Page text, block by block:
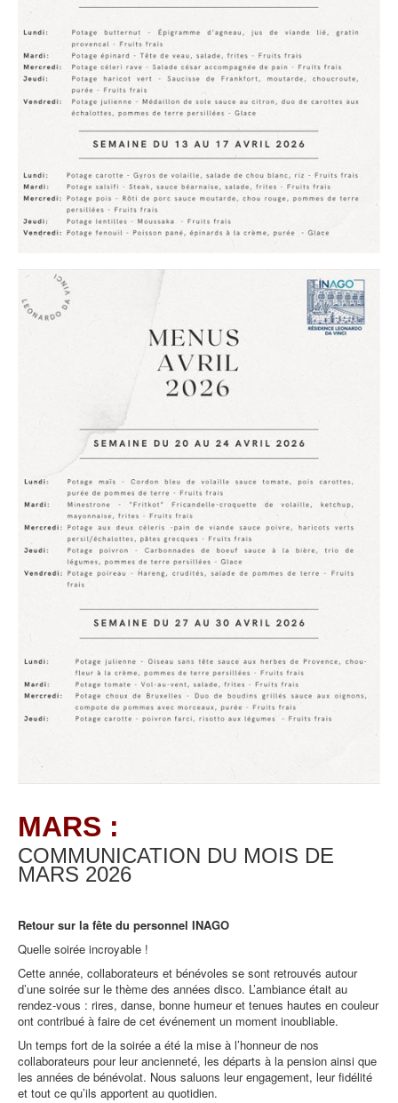
MARS :
COMMUNICATION DU MOIS DE
MARS 2026
Retour sur la fête du personnel INAGO
Quelle soirée incroyable !
Cette année, collaborateurs et bénévoles se sont retrouvés autour
d’une soirée sur le thème des années disco. L’ambiance était au
rendez-vous : rires, danse, bonne humeur et tenues hautes en couleur
ont contribué à faire de cet événement un moment inoubliable.
Un temps fort de la soirée a été la mise à l’honneur de nos
collaborateurs pour leur ancienneté, les départs à la pension ainsi que
les années de bénévolat. Nous saluons leur engagement, leur fidélité
et tout ce qu’ils apportent au quotidien.